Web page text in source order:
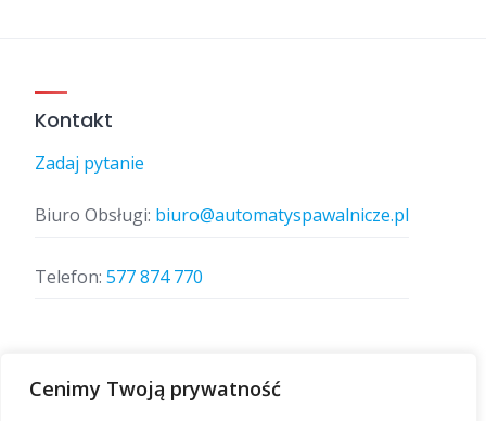
Cenimy Twoją prywatność
Kontakt
Zadaj pytanie
Biuro Obsługi: biuro@automatyspawalnicze.pl
Telefon: 577 874 770